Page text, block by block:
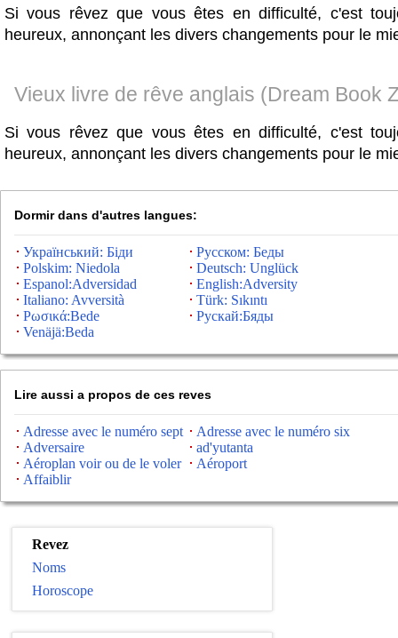
Si vous rêvez que vous êtes en difficulté, c'est
heureux, annonçant les divers changements pour le
Vieux livre de rêve anglais (Dream Book
Si vous rêvez que vous êtes en difficulté, c'est
heureux, annonçant les divers changements pour le
Dormir dans d'autres langues:
Український: Біди
Русском: Беды
Polskim: Niedola
Deutsch: Unglück
Espanol:Adversidad
English:Adversity
Italiano: Avversità
Türk: Sıkıntı
Ρωσικά:Bede
Рускай:Бяды
Venäjä:Beda
Lire aussi a propos de ces reves
Adresse avec le numéro sept
Adresse avec le numéro six
Adversaire
ad'yutanta
Aéroplan voir ou de le voler
Aéroport
Affaiblir
Revez
Noms
Horoscope